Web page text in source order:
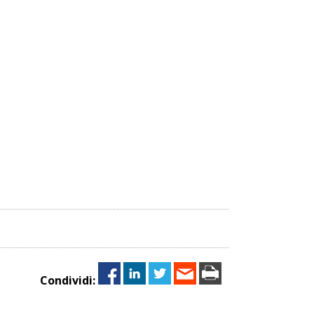
Condividi: